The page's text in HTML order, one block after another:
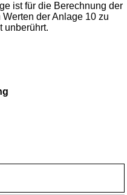
ist für die Berechnung der
der Anlage 10 zu
unberührt.